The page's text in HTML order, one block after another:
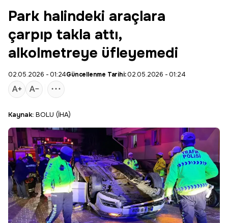
Park halindeki araçlara
çarpıp takla attı,
alkolmetreye üfleyemedi
02.05.2026 - 01:24Güncellenme Tarihi:02.05.2026 - 01:24
Kaynak: BOLU (İHA)